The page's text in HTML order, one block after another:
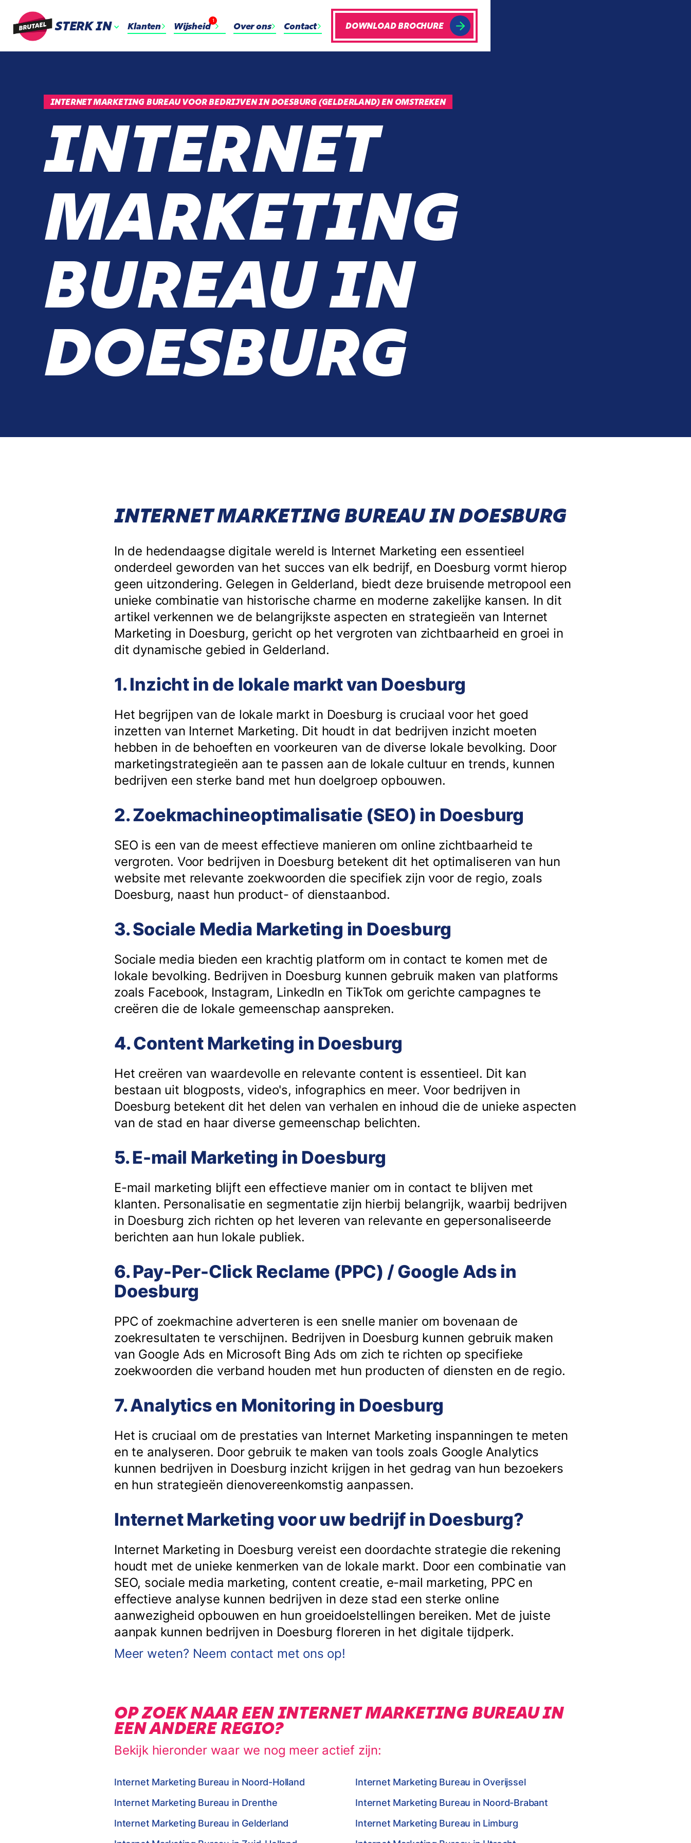
STERK IN Klanten Wijsheid
1
Over ons Contact DOWNLOAD BROCHURE
INTERNET MARKETING BUREAU VOOR BEDRIJVEN IN DOESBURG (GELDERLAND) EN OMSTREKEN
INTERNET
MARKETING
BUREAU IN
DOESBURG
INTERNET MARKETING BUREAU IN DOESBURG
In de hedendaagse digitale wereld is Internet Marketing een essentieel
onderdeel geworden van het succes van elk bedrijf, en Doesburg vormt hierop
geen uitzondering. Gelegen in Gelderland, biedt deze bruisende metropool een
unieke combinatie van historische charme en moderne zakelijke kansen. In dit
artikel verkennen we de belangrijkste aspecten en strategieën van Internet
Marketing in Doesburg, gericht op het vergroten van zichtbaarheid en groei in
dit dynamische gebied in Gelderland.
1. Inzicht in de lokale markt van Doesburg
Het begrijpen van de lokale markt in Doesburg is cruciaal voor het goed
inzetten van Internet Marketing. Dit houdt in dat bedrijven inzicht moeten
hebben in de behoeften en voorkeuren van de diverse lokale bevolking. Door
marketingstrategieën aan te passen aan de lokale cultuur en trends, kunnen
bedrijven een sterke band met hun doelgroep opbouwen.
2. Zoekmachineoptimalisatie (SEO) in Doesburg
SEO is een van de meest effectieve manieren om online zichtbaarheid te
vergroten. Voor bedrijven in Doesburg betekent dit het optimaliseren van hun
website met relevante zoekwoorden die specifiek zijn voor de regio, zoals
Doesburg, naast hun product- of dienstaanbod.
3. Sociale Media Marketing in Doesburg
Sociale media bieden een krachtig platform om in contact te komen met de
lokale bevolking. Bedrijven in Doesburg kunnen gebruik maken van platforms
zoals Facebook, Instagram, LinkedIn en TikTok om gerichte campagnes te
creëren die de lokale gemeenschap aanspreken.
4. Content Marketing in Doesburg
Het creëren van waardevolle en relevante content is essentieel. Dit kan
bestaan uit blogposts, video's, infographics en meer. Voor bedrijven in
Doesburg betekent dit het delen van verhalen en inhoud die de unieke aspecten
van de stad en haar diverse gemeenschap belichten.
5. E-mail Marketing in Doesburg
E-mail marketing blijft een effectieve manier om in contact te blijven met
klanten. Personalisatie en segmentatie zijn hierbij belangrijk, waarbij bedrijven
in Doesburg zich richten op het leveren van relevante en gepersonaliseerde
berichten aan hun lokale publiek.
6. Pay-Per-Click Reclame (PPC) / Google Ads in
Doesburg
PPC of zoekmachine adverteren is een snelle manier om bovenaan de
zoekresultaten te verschijnen. Bedrijven in Doesburg kunnen gebruik maken
van Google Ads en Microsoft Bing Ads om zich te richten op specifieke
zoekwoorden die verband houden met hun producten of diensten en de regio.
7. Analytics en Monitoring in Doesburg
Het is cruciaal om de prestaties van Internet Marketing inspanningen te meten
en te analyseren. Door gebruik te maken van tools zoals Google Analytics
kunnen bedrijven in Doesburg inzicht krijgen in het gedrag van hun bezoekers
en hun strategieën dienovereenkomstig aanpassen.
Internet Marketing voor uw bedrijf in Doesburg?
Internet Marketing in Doesburg vereist een doordachte strategie die rekening
houdt met de unieke kenmerken van de lokale markt. Door een combinatie van
SEO, sociale media marketing, content creatie, e-mail marketing, PPC en
effectieve analyse kunnen bedrijven in deze stad een sterke online
aanwezigheid opbouwen en hun groeidoelstellingen bereiken. Met de juiste
aanpak kunnen bedrijven in Doesburg floreren in het digitale tijdperk.
Meer weten? Neem contact met ons op!
OP ZOEK NAAR EEN INTERNET MARKETING BUREAU IN
EEN ANDERE REGIO?
Bekijk hieronder waar we nog meer actief zijn:
Internet Marketing Bureau in Noord-Holland
Internet Marketing Bureau in Overijssel
Internet Marketing Bureau in Drenthe
Internet Marketing Bureau in Noord-Brabant
Internet Marketing Bureau in Gelderland
Internet Marketing Bureau in Limburg